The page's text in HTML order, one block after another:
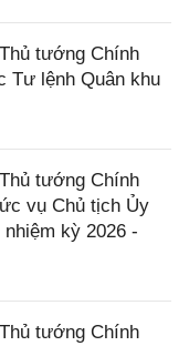
tướng Chính
Tư lệnh Quân khu
tướng Chính
vụ Chủ tịch Ủy
nhiệm kỳ 2026 -
tướng Chính